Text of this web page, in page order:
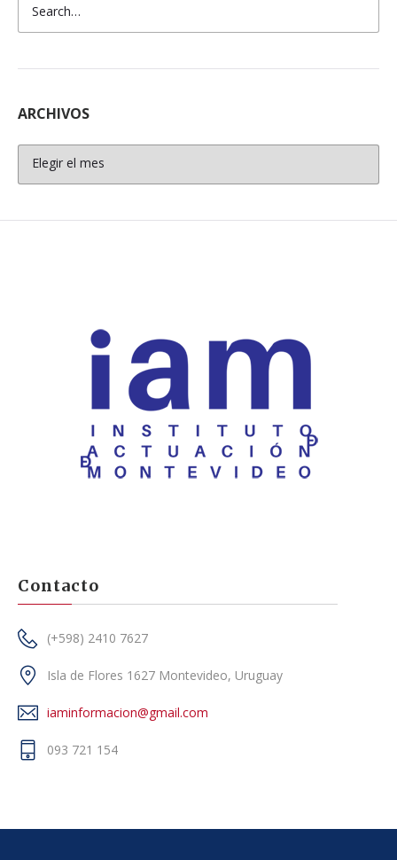
ARCHIVOS
Contacto
(+598) 2410 7627
Isla de Flores 1627 Montevideo, Uruguay
iaminformacion@gmail.com
093 721 154